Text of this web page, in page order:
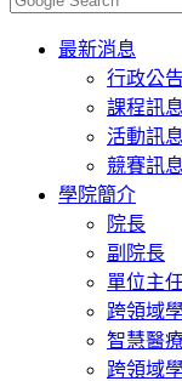
Toggle
navigation
最新消息
行政公告
課程訊息
活動訊息
競賽訊息
學院簡介
院長
副院長
單位主
跨領域
智慧醫
跨領域